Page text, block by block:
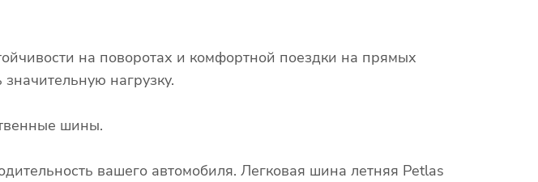
на поворотах и комфортной поездки на прямых
нагрузку.
шины.
вашего автомобиля. Легковая шина летняя Petlas